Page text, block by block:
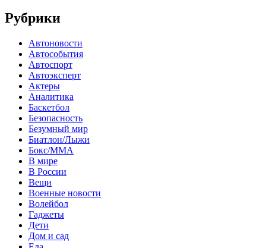
Рубрики
Автоновости
Автособытия
Автоспорт
Автоэксперт
Актеры
Аналитика
Баскетбол
Безопасность
Безумный мир
Биатлон/Лыжи
Бокс/MMA
В мире
В России
Вещи
Военные новости
Волейбол
Гаджеты
Дети
Дом и сад